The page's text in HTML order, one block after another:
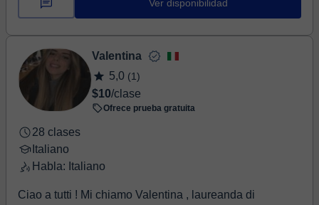
Ver disponibilidad
Valentina
5,0 (1)
$10/clase
Ofrece prueba gratuita
28 clases
Italiano
Habla: Italiano
Ciao a tutti ! Mi chiamo Valentina , laureanda di